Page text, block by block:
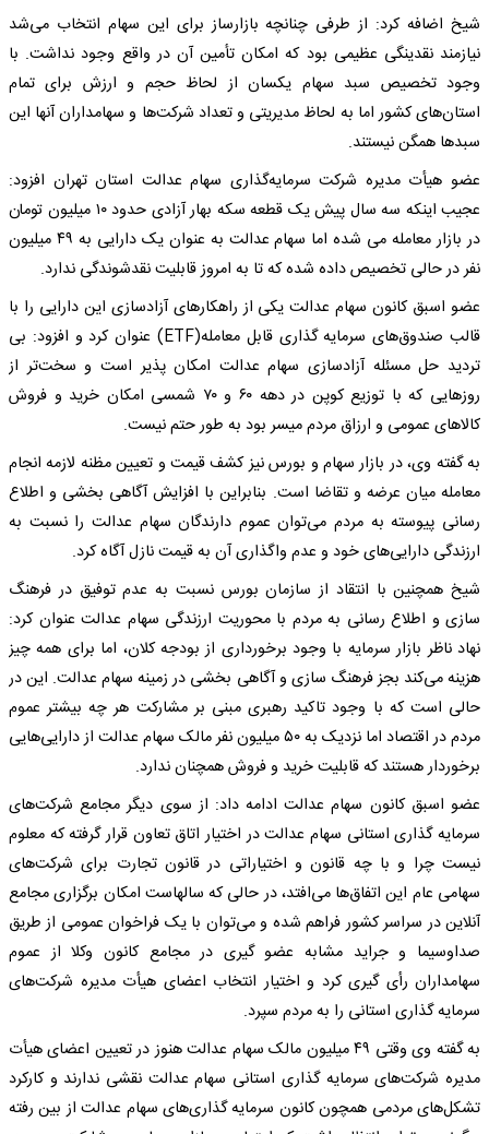
شیخ اضافه کرد: از طرفی چنانچه بازارساز برای این سهام انتخاب می‌شد
نیازمند نقدینگی عظیمی بود که امکان تأمین آن در واقع وجود نداشت. با
وجود تخصیص سبد سهام یکسان از لحاظ حجم و ارزش برای تمام
استان‌های کشور اما به لحاظ مدیریتی و تعداد شرکت‌ها و سهامداران آنها این
سبدها همگن نیستند.
عضو هیأت مدیره شرکت سرمایه‌گذاری سهام عدالت استان تهران افزود:
عجیب اینکه سه سال پیش یک قطعه سکه بهار آزادی حدود ۱۰ میلیون تومان
در بازار معامله می شده اما سهام عدالت به عنوان یک دارایی به ۴۹ میلیون
نفر در حالی تخصیص داده شده که تا به امروز قابلیت نقدشوندگی ندارد.
عضو اسبق کانون سهام عدالت یکی از راهکارهای آزادسازی این دارایی را با
قالب صندوق‌های سرمایه گذاری قابل معامله(ETF) عنوان کرد و افزود: بی
تردید حل مسئله آزادسازی سهام عدالت امکان پذیر است و سخت‌تر از
روزهایی که با توزیع کوپن در دهه ۶۰ و ۷۰ شمسی امکان خرید و فروش
کالاهای عمومی و ارزاق مردم میسر بود به طور حتم نیست.
به گفته وی، در بازار سهام و بورس نیز کشف قیمت و تعیین مظنه لازمه انجام
معامله میان عرضه و تقاضا است. بنابراین با افزایش آگاهی بخشی و اطلاع
رسانی پیوسته به مردم می‌توان عموم دارندگان سهام عدالت را نسبت به
ارزندگی دارایی‌های خود و عدم واگذاری آن به قیمت نازل آگاه کرد.
شیخ همچنین با انتقاد از سازمان بورس نسبت به عدم توفیق در فرهنگ
سازی و اطلاع رسانی به مردم با محوریت ارزندگی سهام عدالت عنوان کرد:
نهاد ناظر بازار سرمایه با وجود برخورداری از بودجه کلان، اما برای همه چیز
هزینه می‌کند بجز فرهنگ سازی و آگاهی بخشی در زمینه سهام عدالت. این در
حالی است که با وجود تاکید رهبری مبنی بر مشارکت هر چه بیشتر عموم
مردم در اقتصاد اما نزدیک به ۵۰ میلیون نفر مالک سهام عدالت از دارایی‌هایی
برخوردار هستند که قابلیت خرید و فروش همچنان ندارد.
عضو اسبق کانون سهام عدالت ادامه داد: از سوی دیگر مجامع شرکت‌های
سرمایه گذاری استانی سهام عدالت در اختیار اتاق تعاون قرار گرفته که معلوم
نیست چرا و با چه قانون و اختیاراتی در قانون تجارت برای شرکت‌های
سهامی عام این اتفاق‌ها می‌افتد، در حالی که سالهاست امکان برگزاری مجامع
آنلاین در سراسر کشور فراهم شده و می‌توان با یک فراخوان عمومی از طریق
صداوسیما و جراید مشابه عضو گیری در مجامع کانون وکلا از عموم
سهامداران رأی گیری کرد و اختیار انتخاب اعضای هیأت مدیره شرکت‌های
سرمایه گذاری استانی را به مردم سپرد.
به گفته وی وقتی ۴۹ میلیون مالک سهام عدالت هنوز در تعیین اعضای هیأت
مدیره شرکت‌های سرمایه گذاری استانی سهام عدالت نقشی ندارند و کارکرد
تشکل‌های مردمی همچون کانون سرمایه گذاری‌های سهام عدالت از بین رفته